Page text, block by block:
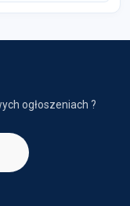
ogłoszeniach ?